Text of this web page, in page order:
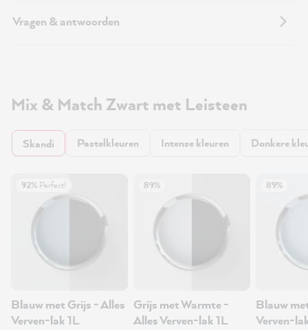
Vragen & antwoorden
Mix & Match Zwart met Leisteen
Skandi Pastelkleuren Intense kleuren Donkere
92% Perfect!
Blauw met Grijs - Alles
Verven-lak 1L
89%
Grijs met Warmte -
Alles Verven-lak 1L
89%
Blauw
Verven-